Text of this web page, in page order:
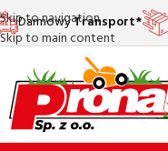
Skip to navigation
Skip to main content
DarmowyTransport*